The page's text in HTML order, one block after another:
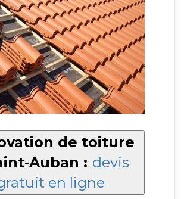
de toiture
Auban : devis
en ligne